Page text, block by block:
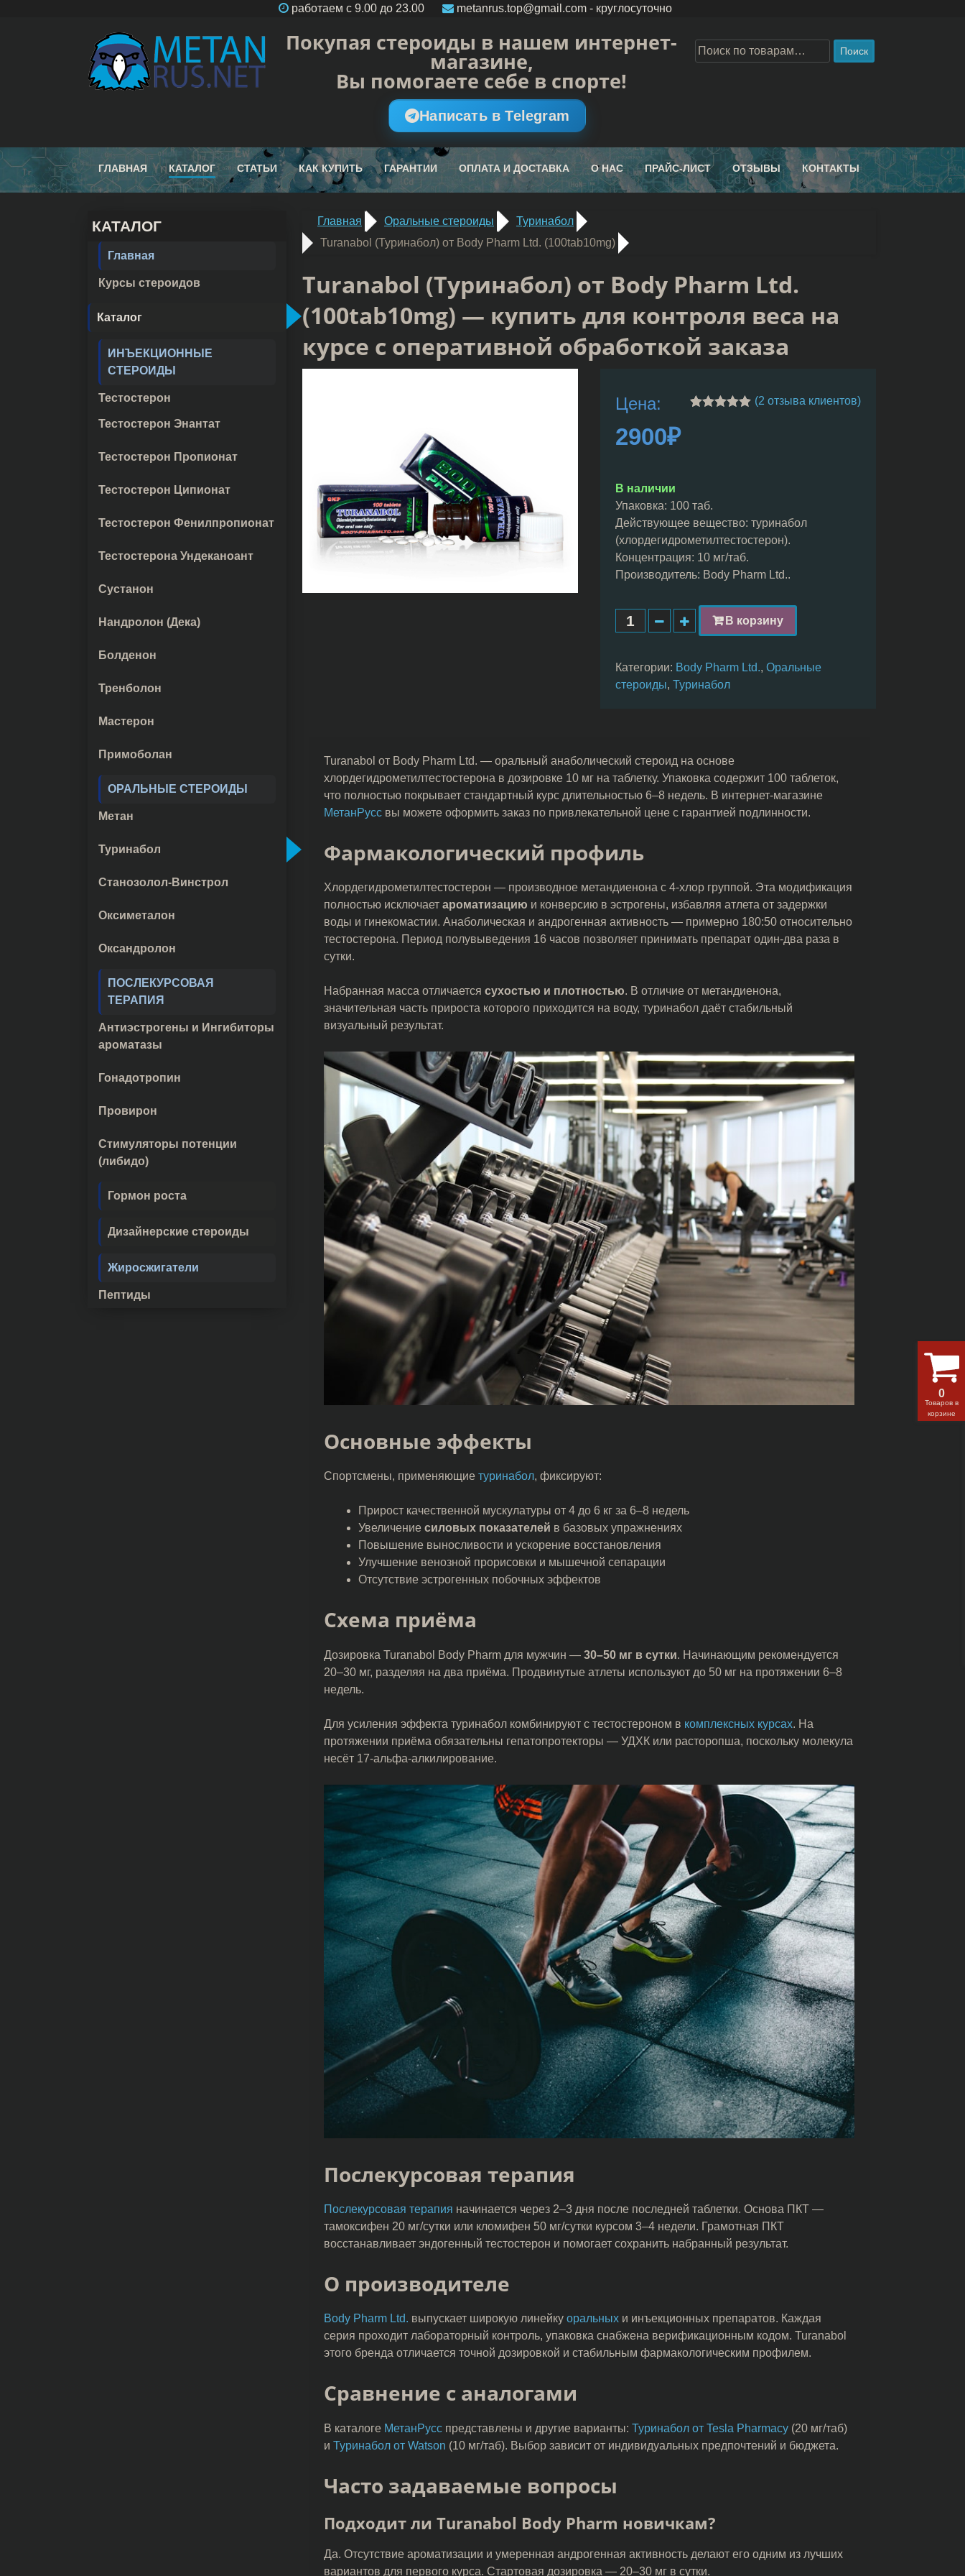
работаем c 9.00 до 23.00 metanrus.top@gmail.com- круглосуточно
Покупая стероиды в нашем интернет-
магазине,
Вы помогаете себе в спорте!
Написать в Telegram
Поиск
ГЛАВНАЯ КАТАЛОГ СТАТЬИ КАК КУПИТЬ ГАРАНТИИ ОПЛАТА И ДОСТАВКА О НАС ПРАЙС-ЛИСТ ОТЗЫВЫ КОНТАКТЫ
КАТАЛОГ
Главная
Курсы стероидов
Каталог
ИНЪЕКЦИОННЫЕ
СТЕРОИДЫ
Тестостерон
Тестостерон Энантат
Тестостерон Пропионат
Тестостерон Ципионат
Тестостерон Фенилпропионат
Тестостерона Ундеканоант
Сустанон
Нандролон (Дека)
Болденон
Тренболон
Мастерон
Примоболан
ОРАЛЬНЫЕ СТЕРОИДЫ
Метан
Туринабол
Станозолол-Винстрол
Оксиметалон
Оксандролон
ПОСЛЕКУРСОВАЯ
ТЕРАПИЯ
Антиэстрогены и Ингибиторы
ароматазы
Гонадотропин
Провирон
Стимуляторы потенции
(либидо)
Гормон роста
Дизайнерские стероиды
Жиросжигатели
Пептиды
Главная Оральные стероиды
Туринабол
Turanabol (Туринабол) от Body Pharm Ltd. (100tab10mg)
Turanabol (Туринабол) от Body Pharm Ltd.
(100tab10mg) — купить для контроля веса на
курсе с оперативной обработкой заказа
(2 отзыва клиентов)
Цена:
2900₽
В наличии
Упаковка: 100 таб.
Действующее вещество: туринабол
(хлордегидрометилтестостерон).
Концентрация: 10 мг/таб.
Производитель: Body Pharm Ltd..
В корзину
Категории: Body Pharm Ltd.,Оральные
стероиды,Туринабол
Turanabol от Body Pharm Ltd. — оральный анаболический стероид на основе
хлордегидрометилтестостерона в дозировке 10 мг на таблетку. Упаковка содержит 100 таблеток,
что полностью покрывает стандартный курс длительностью 6–8 недель. В интернет-магазине
МетанРусс вы можете оформить заказ по привлекательной цене с гарантией подлинности.
Фармакологический профиль
Хлордегидрометилтестостерон — производное метандиенона с 4-хлор группой. Эта модификация
полностью исключает ароматизацию и конверсию в эстрогены, избавляя атлета от задержки
воды и гинекомастии. Анаболическая и андрогенная активность — примерно 180:50 относительно
тестостерона. Период полувыведения 16 часов позволяет принимать препарат один-два раза в
сутки.
Набранная масса отличается сухостью и плотностью. В отличие от метандиенона,
значительная часть прироста которого приходится на воду, туринабол даёт стабильный
визуальный результат.
Основные эффекты
Спортсмены, применяющие туринабол, фиксируют:
Прирост качественной мускулатуры от 4 до 6 кг за 6–8 недель
Увеличение силовых показателей в базовых упражнениях
Повышение выносливости и ускорение восстановления
Улучшение венозной прорисовки и мышечной сепарации
Отсутствие эстрогенных побочных эффектов
Схема приёма
Дозировка Turanabol Body Pharm для мужчин — 30–50 мг в сутки. Начинающим рекомендуется
20–30 мг, разделяя на два приёма. Продвинутые атлеты используют до 50 мг на протяжении 6–8
недель.
Для усиления эффекта туринабол комбинируют с тестостероном в комплексных курсах. На
протяжении приёма обязательны гепатопротекторы — УДХК или расторопша, поскольку молекула
несёт 17-альфа-алкилирование.
Послекурсовая терапия
Послекурсовая терапия начинается через 2–3 дня после последней таблетки. Основа ПКТ —
тамоксифен 20 мг/сутки или кломифен 50 мг/сутки курсом 3–4 недели. Грамотная ПКТ
восстанавливает эндогенный тестостерон и помогает сохранить набранный результат.
О производителе
Body Pharm Ltd. выпускает широкую линейку оральных и инъекционных препаратов. Каждая
серия проходит лабораторный контроль, упаковка снабжена верификационным кодом. Turanabol
этого бренда отличается точной дозировкой и стабильным фармакологическим профилем.
Сравнение с аналогами
В каталоге МетанРусс представлены и другие варианты: Туринабол от Tesla Pharmacy (20 мг/таб)
и Туринабол от Watson (10 мг/таб). Выбор зависит от индивидуальных предпочтений и бюджета.
Часто задаваемые вопросы
Подходит ли Turanabol Body Pharm новичкам?
Да. Отсутствие ароматизации и умеренная андрогенная активность делают его одним из лучших
вариантов для первого курса. Стартовая дозировка — 20–30 мг в сутки.
0
Товаров в
корзине